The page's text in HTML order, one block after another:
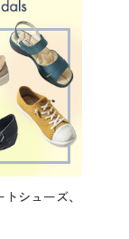
シューズ、